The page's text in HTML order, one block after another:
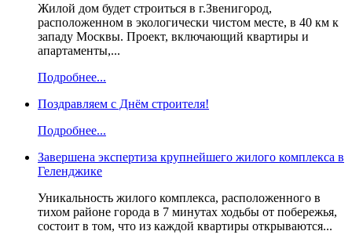
Жилой дом будет строиться в г.Звенигород,
расположенном в экологически чистом месте, в 40 км к
западу Москвы. Проект, включающий квартиры и
апартаменты,...
Подробнее...
Поздравляем с Днём строителя!
Подробнее...
Завершена экспертиза крупнейшего жилого комплекса в
Геленджике
Уникальность жилого комплекса, расположенного в
тихом районе города в 7 минутах ходьбы от побережья,
состоит в том, что из каждой квартиры открываются...